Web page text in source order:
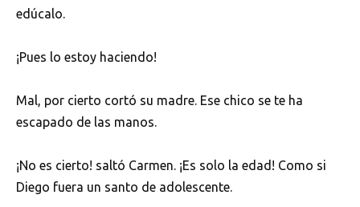
edúcalo.
¡Pues lo estoy haciendo!
Mal, por cierto cortó su madre. Ese chico se te ha
escapado de las manos.
¡No es cierto! saltó Carmen. ¡Es solo la edad! Como si
Diego fuera un santo de adolescente.